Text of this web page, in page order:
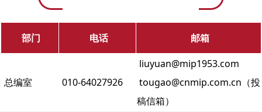
部门 电话 邮箱
总编室 010-64027926
liuyuan@mip1953.com
tougao@cnmip.com.cn（投
稿信箱）